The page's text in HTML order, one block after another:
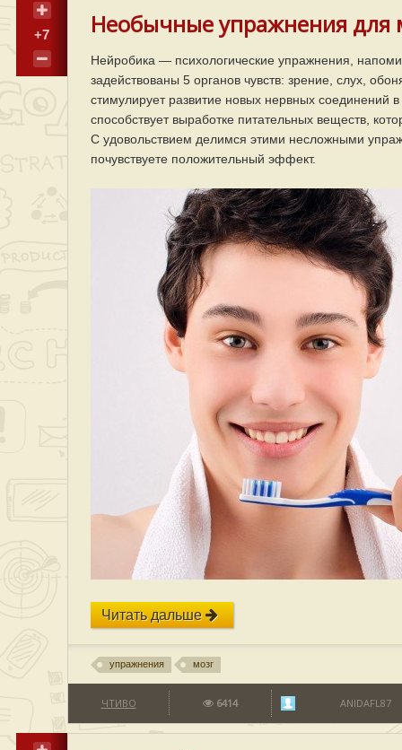
+7 Необычные упражнения для
Нейробика — психологические упражнения,
задействованы 5 органов чувств: зрение, слух,
стимулирует развитие новых нервных соединений
способствует выработке питательных веществ,
С удовольствием делимся этими несложными
почувствуете положительный эффект.
Читать дальше
упражнения мозг
ЧТИВО 6414 ANIDAFL87